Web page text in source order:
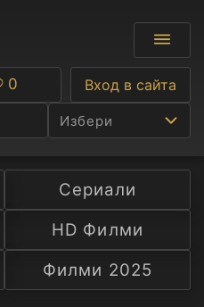
Избери
Ф
С
А
Любими
0 Вход в сайта
Сериали
HD Филми
Филми 2025